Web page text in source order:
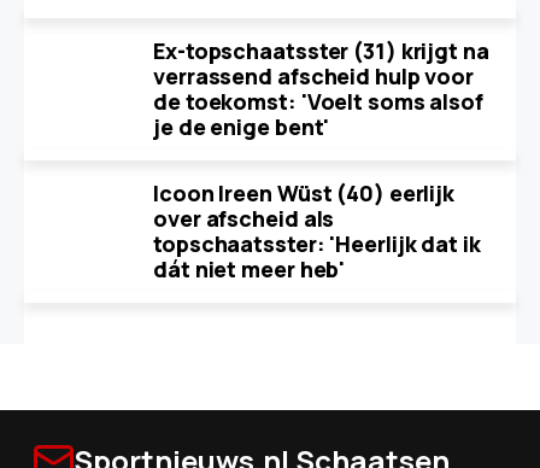
Ex-topschaatsster (31) krijgt na
verrassend afscheid hulp voor
de toekomst: 'Voelt soms alsof
je de enige bent'
Icoon Ireen Wüst (40) eerlijk
over afscheid als
topschaatsster: 'Heerlijk dat ik
dát niet meer heb'